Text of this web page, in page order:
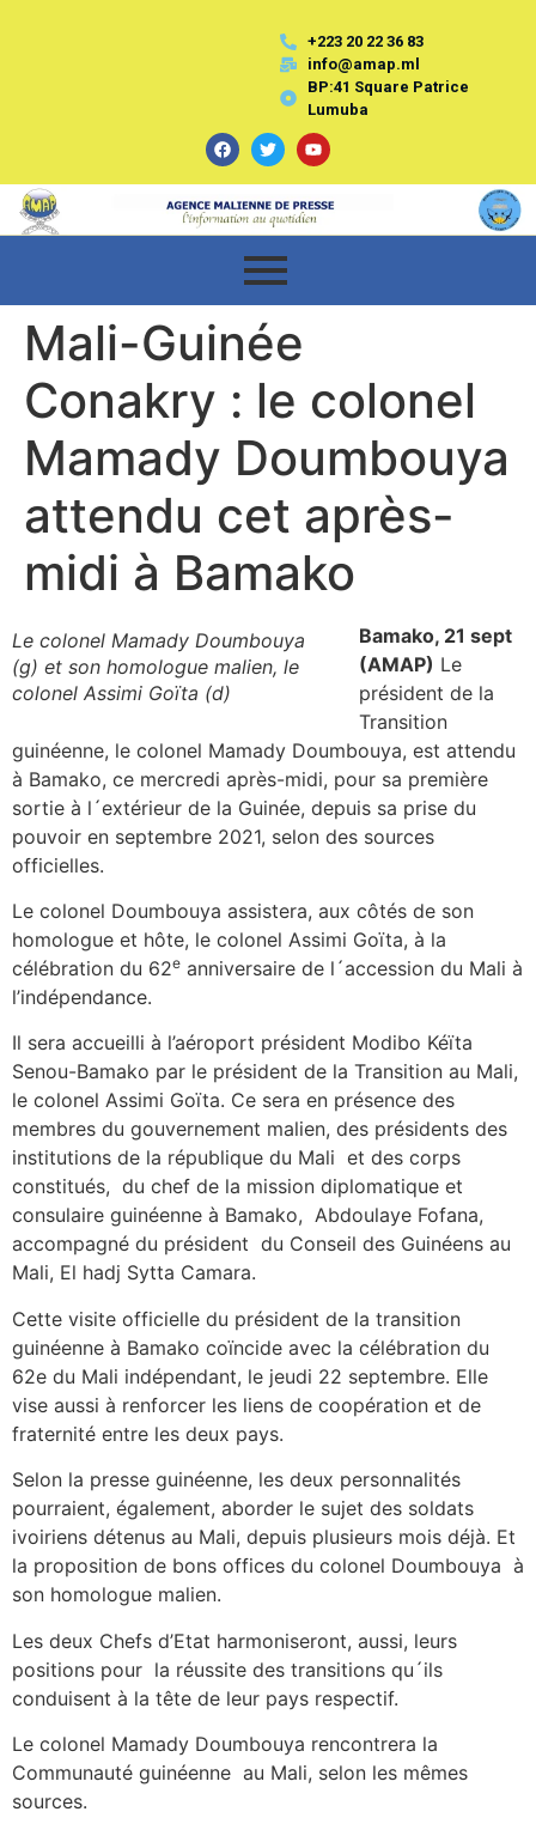
+223 20 22 36 83
info@amap.ml
BP:41 Square Patrice
Lumuba
Mali-Guinée
Conakry : le colonel
Mamady Doumbouya
attendu cet après-
midi à Bamako
Le colonel Mamady Doumbouya
(g) et son homologue malien, le
colonel Assimi Goïta (d)
Bamako, 21 sept
(AMAP) Le
président de la
Transition
guinéenne, le colonel Mamady Doumbouya, est attendu
à Bamako, ce mercredi après-midi, pour sa première
sortie à l´extérieur de la Guinée, depuis sa prise du
pouvoir en septembre 2021, selon des sources
officielles.
Le colonel Doumbouya assistera, aux côtés de son
homologue et hôte, le colonel Assimi Goïta, à la
célébration du 62e anniversaire de l´accession du Mali à
l’indépendance.
Il sera accueilli à l’aéroport président Modibo Kéïta
Senou-Bamako par le président de la Transition au Mali,
le colonel Assimi Goïta. Ce sera en présence des
membres du gouvernement malien, des présidents des
institutions de la république du Mali et des corps
constitués, du chef de la mission diplomatique et
consulaire guinéenne à Bamako, Abdoulaye Fofana,
accompagné du président du Conseil des Guinéens au
Mali, El hadj Sytta Camara.
Cette visite officielle du président de la transition
guinéenne à Bamako coïncide avec la célébration du
62e du Mali indépendant, le jeudi 22 septembre. Elle
vise aussi à renforcer les liens de coopération et de
fraternité entre les deux pays.
Selon la presse guinéenne, les deux personnalités
pourraient, également, aborder le sujet des soldats
ivoiriens détenus au Mali, depuis plusieurs mois déjà. Et
la proposition de bons offices du colonel Doumbouya à
son homologue malien.
Les deux Chefs d’Etat harmoniseront, aussi, leurs
positions pour la réussite des transitions qu´ils
conduisent à la tête de leur pays respectif.
Le colonel Mamady Doumbouya rencontrera la
Communauté guinéenne au Mali, selon les mêmes
sources.